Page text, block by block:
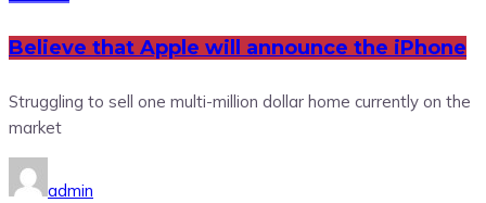
Believe that Apple will announce the iPhone
Struggling to sell one multi-million dollar home currently on the
market
admin